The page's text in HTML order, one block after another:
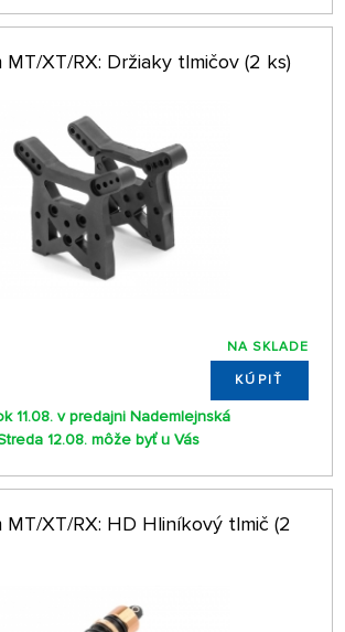
MT/XT/RX: Držiaky tlmičov (2 ks)
NA SKLADE
KÚPIŤ
11.08. v predajni Nademlejnská
12.08. môže byť u Vás
MT/XT/RX: HD Hliníkový tlmič (2